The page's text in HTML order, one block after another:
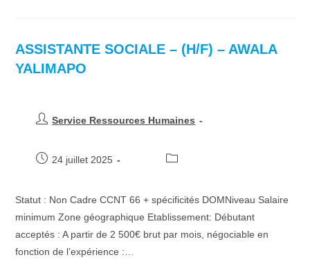
ASSISTANTE SOCIALE – (H/F) – AWALA
YALIMAPO
Service Ressources Humaines
24 juillet 2025
Statut : Non Cadre CCNT 66 + spécificités DOMNiveau Salaire
minimum Zone géographique Etablissement: Débutant
acceptés : A partir de 2 500€ brut par mois, négociable en
fonction de l’expérience :…